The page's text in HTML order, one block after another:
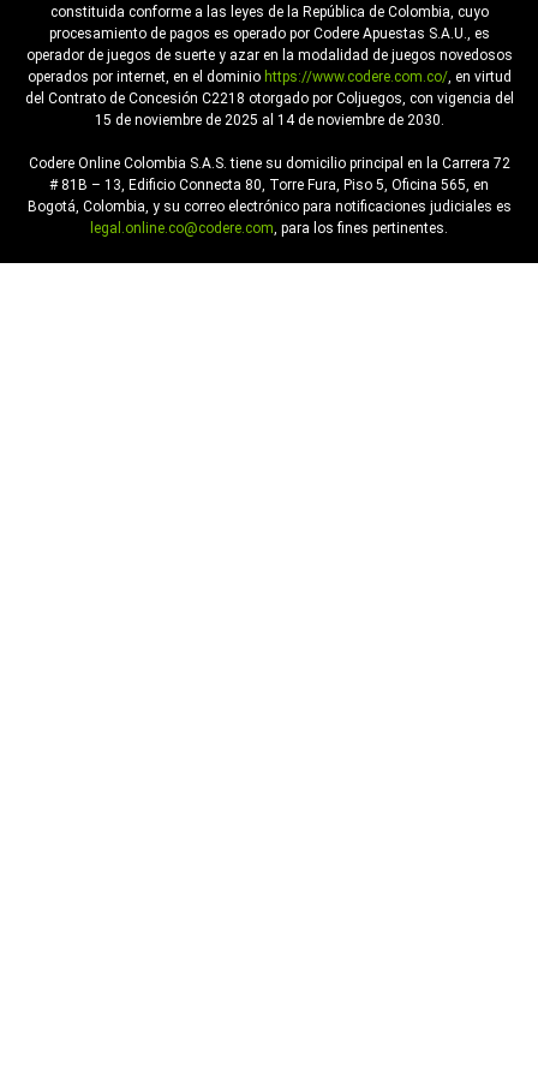
constituida conforme a las leyes de la República de Colombia, cuyo
procesamiento de pagos es operado por Codere Apuestas S.A.U., es
operador de juegos de suerte y azar en la modalidad de juegos novedosos
operados por internet, en el dominio https://www.codere.com.co/, en virtud
del Contrato de Concesión C2218 otorgado por Coljuegos, con vigencia del
15 de noviembre de 2025 al 14 de noviembre de 2030.
Codere Online Colombia S.A.S. tiene su domicilio principal en la Carrera 72
# 81B – 13, Edificio Connecta 80, Torre Fura, Piso 5, Oficina 565, en
Bogotá, Colombia, y su correo electrónico para notificaciones judiciales es
legal.online.co@codere.com , para los fines pertinentes.